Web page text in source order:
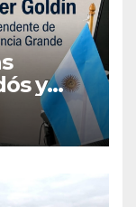
y
de